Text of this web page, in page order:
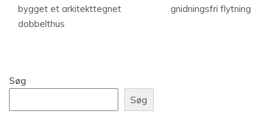
bygget et arkitekttegnet
dobbelthus
gnidningsfri flytning
Søg
Søg